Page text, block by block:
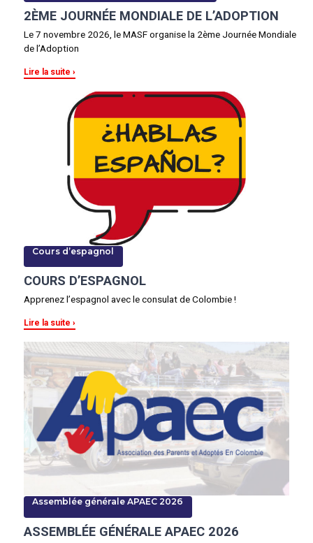
2ÈME JOURNÉE MONDIALE DE L’ADOPTION
Le 7 novembre 2026, le MASF organise la 2ème Journée Mondiale
de l’Adoption
Lire la suite
Cours d’espagnol
COURS D’ESPAGNOL
Apprenez l’espagnol avec le consulat de Colombie !
Lire la suite
Assemblée générale APAEC 2026
ASSEMBLÉE GÉNÉRALE APAEC 2026